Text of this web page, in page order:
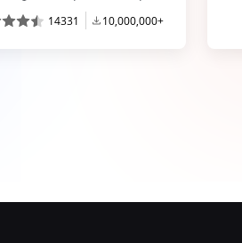
14331 10,000,000+